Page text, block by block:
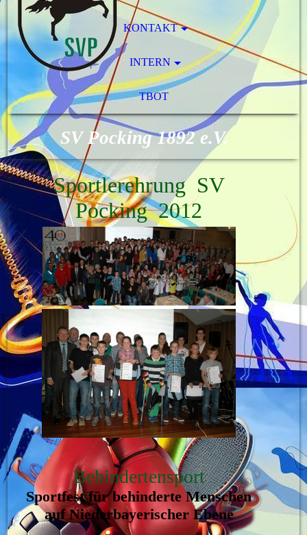
KONTAKT
INTERN
TBOT
SV Pocking 1892 e.V.
Sportlerehrung SV
Pocking 2012
Behindertensport
Sportfest für behinderte Menschen
auf Niederbayerischer Ebene